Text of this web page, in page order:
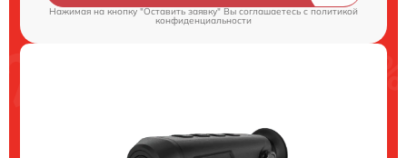
Нажимая на кнопку "Оставить заявку" Вы соглашаетесь c политикой
конфиденциальности